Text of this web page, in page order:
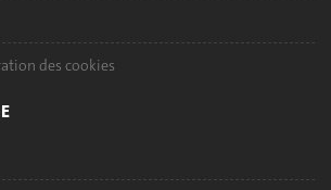
des cookies